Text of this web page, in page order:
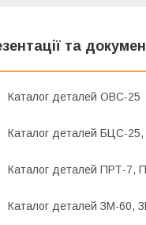
та
Каталог деталей ОВС-25
Каталог деталей БЦС-
Каталог деталей ПРТ-7,
Каталог деталей ЗМ-60,